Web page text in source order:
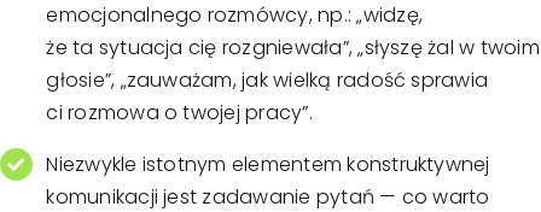
emocjonalnego rozmówcy, np.: „widzę,
że ta sytuacja cię rozgniewała”, „słyszę żal w twoim
głosie”, „zauważam, jak wielką radość sprawia
ci rozmowa o twojej pracy”.
Niezwykle istotnym elementem konstruktywnej
komunikacji jest zadawanie pytań — co warto